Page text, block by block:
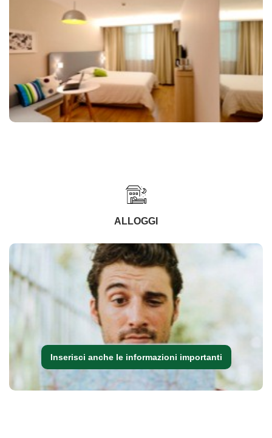
ALLOGGI
Inserisci anche le informazioni importanti